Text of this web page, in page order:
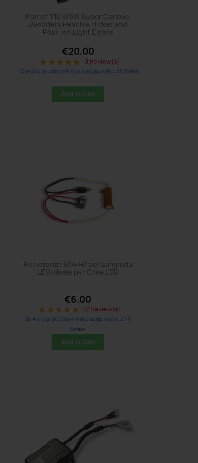
Pair of T10 W5W Super Canbus
Decoders Resolve Flicker and
Position Light Errors
€20.00
star star star star star 9 Review(s)
Questo prodotto è stato acquistato: 53 times
Add to Cart
Resistenza 50w H7 per Lampada
LED ideale per Cree LED
€6.00
star star star star star 12 Review(s)
Questo prodotto è stato acquistato: 428
times
Add to Cart